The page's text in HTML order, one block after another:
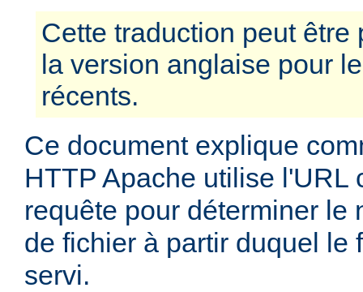
Cette traduction peut être
la version anglaise pour
récents.
Ce document explique
HTTP Apache utilise l'URL
requête pour déterminer le
de fichier à partir duquel le
servi.